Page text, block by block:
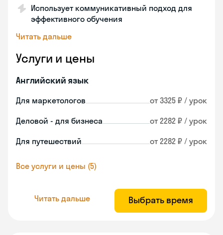
Использует коммуникативный подход для
эффективного обучения
Читать дальше
Услуги и цены
Английский язык
Для маркетологов от 3325 ₽ / урок
Деловой - для бизнеса от 2282 ₽ / урок
Для путешествий от 2282 ₽ / урок
Все услуги и цены (5)
Читать дальше Выбрать время